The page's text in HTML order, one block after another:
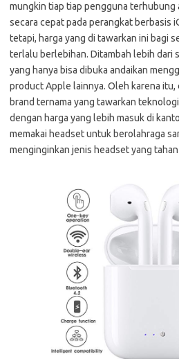
mungkin tiap tiap pengguna terhubung
secara cepat pada perangkat berbasis
tetapi, harga yang di tawarkan ini bagi
terlalu berlebihan. Ditambah lebih dari
yang hanya bisa dibuka andaikan
product Apple lainnya. Oleh karena itu,
brand ternama yang tawarkan
dengan harga yang lebih masuk di
memakai headset untuk berolahraga
menginginkan jenis headset yang